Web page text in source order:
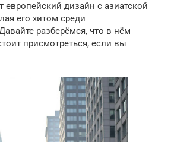
европейский дизайн с азиатской
его хитом среди
разберёмся, что в нём
присмотреться, если вы